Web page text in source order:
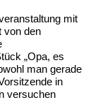
mit
von den
„Opa, es
man gerade
in
versuchen